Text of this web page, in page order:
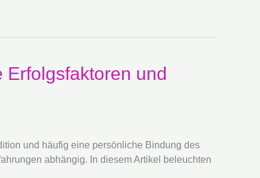
und
und häufig eine persönliche Bindung des
abhängig. In diesem Artikel beleuchten